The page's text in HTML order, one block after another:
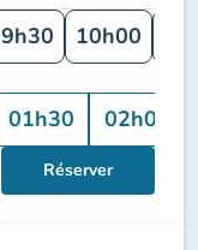
10h00
01h30 02h00
Réserver